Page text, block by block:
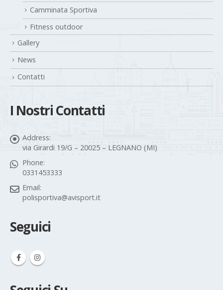
Camminata Sportiva
Fitness outdoor
Gallery
News
Contatti
I Nostri Contatti
Address:
via Girardi 19/G – 20025 – LEGNANO (MI)
Phone:
0331453333
Email:
polisportiva@avisport.it
Seguici